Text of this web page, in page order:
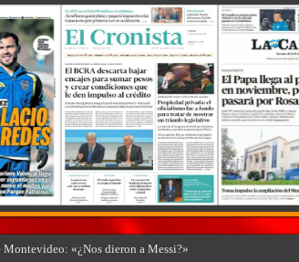
«¿Nos dieron a Messi?»